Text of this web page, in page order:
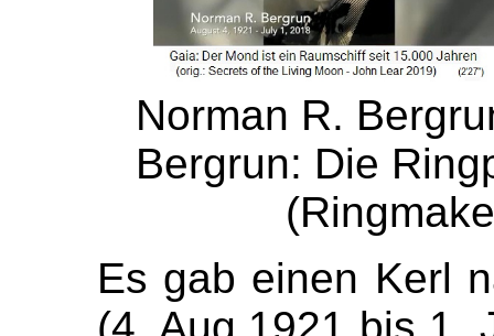
Norman R.
Bergrun: Die
Es gab einen Kerl